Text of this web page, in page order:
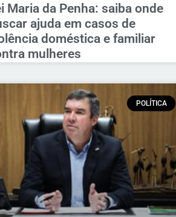
Maria da Penha: saiba onde
ajuda em casos de
doméstica e familiar
mulheres
POLÍTICA